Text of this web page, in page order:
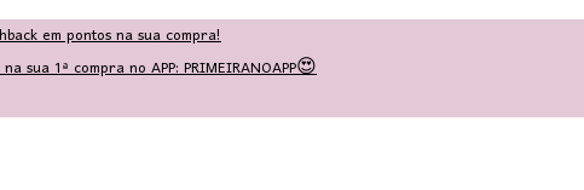
em pontos na sua compra!
sua 1ª compra no APP: PRIMEIRANOAPP😍